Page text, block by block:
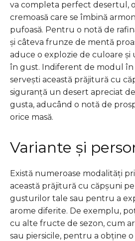
va completa perfect desertul,
cremoasă care se îmbină
pufoasă. Pentru o notă de
și câteva frunze de mentă
aduce o explozie de culoare
în gust. Indiferent de modul în
servești această prăjitură cu
siguranță un desert apreciat
gusta, aducând o notă de
orice masă.
Variante și
Există numeroase modalități
această prăjitură cu căpșuni
gusturilor tale sau pentru a
arome diferite. De exemplu,
cu alte fructe de sezon, cum
sau piersicile, pentru a obține